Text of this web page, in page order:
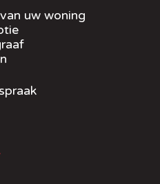
uw woning